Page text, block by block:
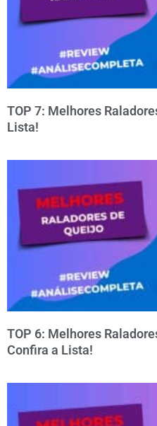
TOP 7: Melhores
Lista!
TOP 6: Melhores
Confira a Lista!